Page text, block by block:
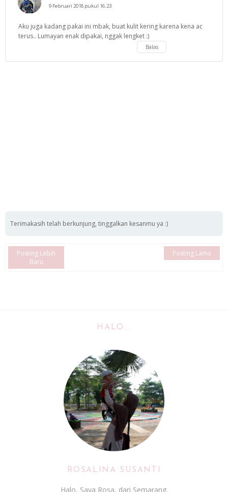
9 Februari 2018 pukul 16.23
Aku juga kadang pakai ini mbak, buat kulit kering karena kena ac
terus.. Lumayan enak dipakai, nggak lengket :)
Balas
Terimakasih telah berkunjung, tinggalkan kesanmu ya :)
Posting Lebih
Baru
Posting Lama
HALO...
ROSALINA SUSANTI
Halo, Saya Rosa, dari Semarang.